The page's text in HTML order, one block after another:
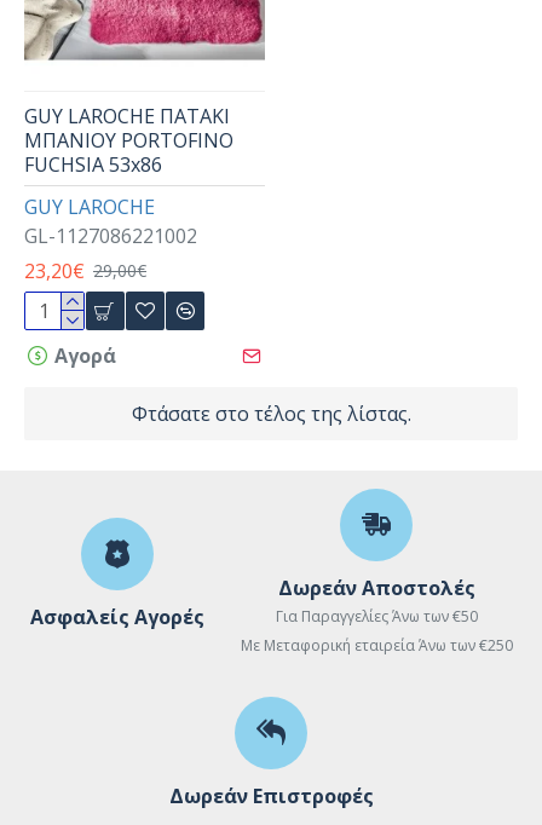
GUY LAROCHE
GL-1127086221002
GUY LAROCHE ΠΑΤΑΚΙ
ΜΠΑΝΙΟΥ PORTOFINO
FUCHSIA 53x86
23,20€ 29,00€
Αγορά
Φτάσατε στο τέλος της λίστας.
Ασφαλείς Αγορές
Δωρεάν Αποστολές
Για Παραγγελίες Άνω των €50
Με Μεταφορική εταιρεία Άνω των €250
Δωρεάν Επιστροφές